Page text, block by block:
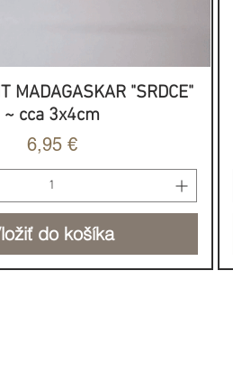
Rýchle zobrazenie
MADAGASKAR "SRDCE"
~ cca 3x4cm
Cena
6,95 €
do košíka